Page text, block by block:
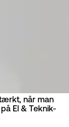
når man
El & Teknik-